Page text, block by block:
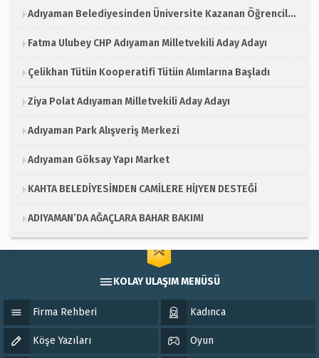
Adıyaman Belediyesinden Üniversite Kazanan Öğrencilere Destek
Fatma Ulubey CHP Adıyaman Milletvekili Aday Adayı
Çelikhan Tütün Kooperatifi Tütün Alımlarına Başladı
Ziya Polat Adıyaman Milletvekili Aday Adayı
Adıyaman Park Alışveriş Merkezi
Adıyaman Göksay Yapı Market
KAHTA BELEDİYESİNDEN CAMİLERE HİJYEN DESTEĞİ
ADIYAMAN’DA AĞAÇLARA BAHAR BAKIMI
KOLAY ULAŞIM MENÜSÜ
Firma Rehberi Kadınca
Köşe Yazıları Oyun